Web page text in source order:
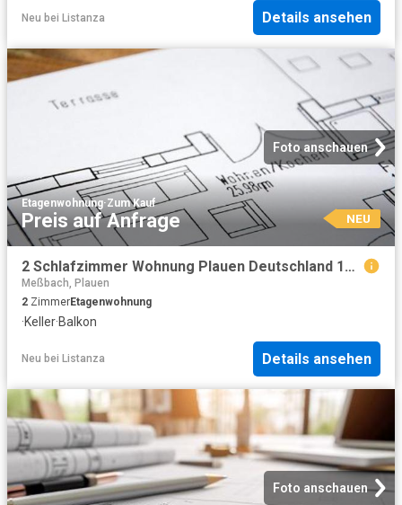
Neu bei Listanza Details ansehen
Foto anschauen
Etagenwohnung·Zum Kauf
Preis auf Anfrage NEU
2 Schlafzimmer Wohnung Plauen Deutschland 104798704
Meßbach, Plauen
2 ZimmerEtagenwohnung
·Keller·Balkon
Neu bei Listanza Details ansehen
Foto anschauen